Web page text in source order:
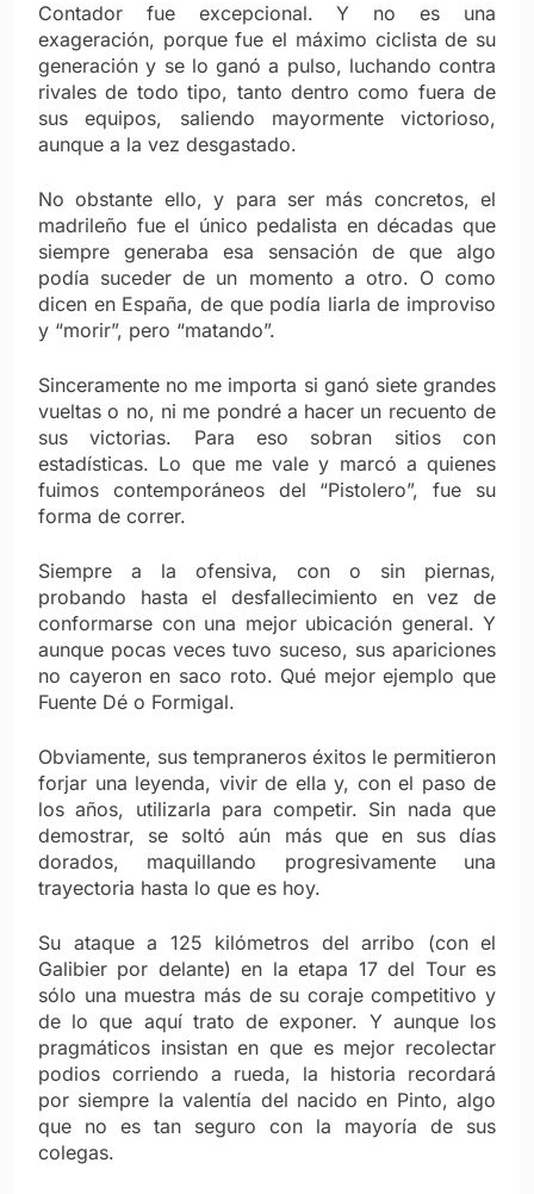
Contador fue excepcional. Y no es una
exageración, porque fue el máximo ciclista de su
generación y se lo ganó a pulso, luchando contra
rivales de todo tipo, tanto dentro como fuera de
sus equipos, saliendo mayormente victorioso,
aunque a la vez desgastado.
No obstante ello, y para ser más concretos, el
madrileño fue el único pedalista en décadas que
siempre generaba esa sensación de que algo
podía suceder de un momento a otro. O como
dicen en España, de que podía liarla de improviso
y “morir”, pero “matando”.
Sinceramente no me importa si ganó siete grandes
vueltas o no, ni me pondré a hacer un recuento de
sus victorias. Para eso sobran sitios con
estadísticas. Lo que me vale y marcó a quienes
fuimos contemporáneos del “Pistolero”, fue su
forma de correr.
Siempre a la ofensiva, con o sin piernas,
probando hasta el desfallecimiento en vez de
conformarse con una mejor ubicación general. Y
aunque pocas veces tuvo suceso, sus apariciones
no cayeron en saco roto. Qué mejor ejemplo que
Fuente Dé o Formigal.
Obviamente, sus tempraneros éxitos le permitieron
forjar una leyenda, vivir de ella y, con el paso de
los años, utilizarla para competir. Sin nada que
demostrar, se soltó aún más que en sus días
dorados, maquillando progresivamente una
trayectoria hasta lo que es hoy.
Su ataque a 125 kilómetros del arribo (con el
Galibier por delante) en la etapa 17 del Tour es
sólo una muestra más de su coraje competitivo y
de lo que aquí trato de exponer. Y aunque los
pragmáticos insistan en que es mejor recolectar
podios corriendo a rueda, la historia recordará
por siempre la valentía del nacido en Pinto, algo
que no es tan seguro con la mayoría de sus
colegas.